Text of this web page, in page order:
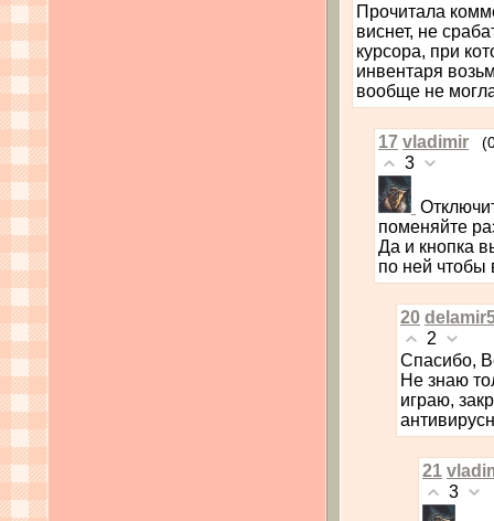
Прочитала
виснет, не
курсора, при
инвентаря
вообще не
17 vladimir
3
поменяйте
Да и кнопка
по ней чтобы
20
2
Спасибо,
Не знаю
играю,
21
3